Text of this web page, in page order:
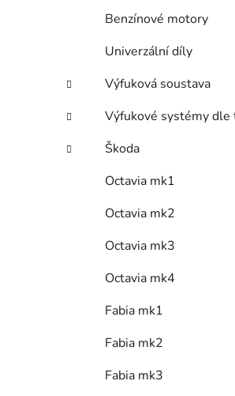
Benzínové motory
Univerzální díly
Výfuková soustava
Výfukové systémy dle
Škoda
Octavia mk1
Octavia mk2
Octavia mk3
Octavia mk4
Fabia mk1
Fabia mk2
Fabia mk3